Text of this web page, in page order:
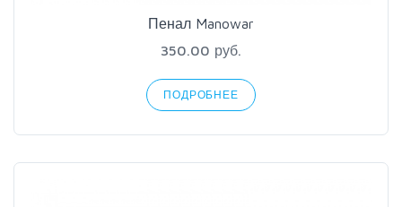
Пенал Manowar
350.00 руб.
ПОДРОБНЕЕ